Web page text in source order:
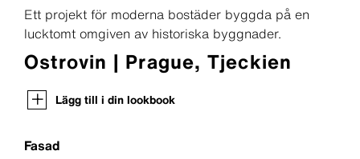
Ett projekt för moderna bostäder byggda på en
lucktomt omgiven av historiska byggnader.
Ostrovin | Prague, Tjeckien
Lägg till i din lookbook
Fasad